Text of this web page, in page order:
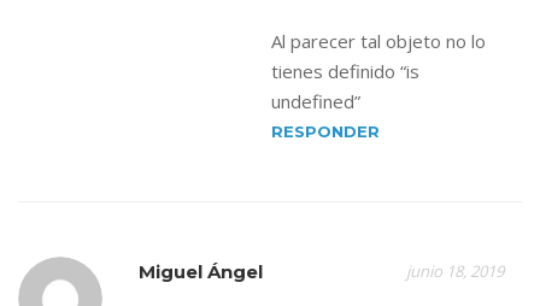
Al parecer tal objeto no lo
tienes definido “is
undefined”
RESPONDER
Miguel Ángel junio 18, 2019